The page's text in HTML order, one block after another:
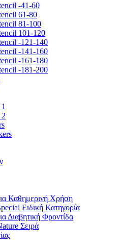
-41-60
61-80
81-100
101-120
-121-140
-141-160
-161-180
-181-200
Καθημερινή Χρήση
Ειδική Κατηγορία
Διαβητική Φροντίδα
Σειρά